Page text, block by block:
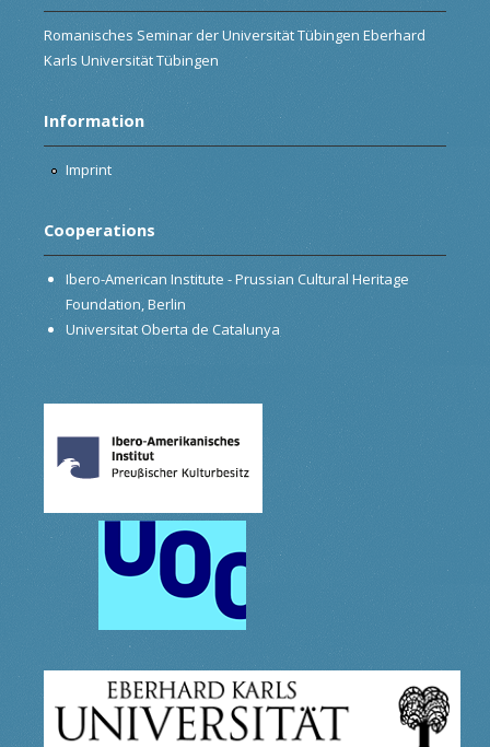
Romanisches Seminar der Universität Tübingen Eberhard
Karls Universität Tübingen
Information
Imprint
Cooperations
Ibero-American Institute - Prussian Cultural Heritage
Foundation, Berlin
Universitat Oberta de Catalunya